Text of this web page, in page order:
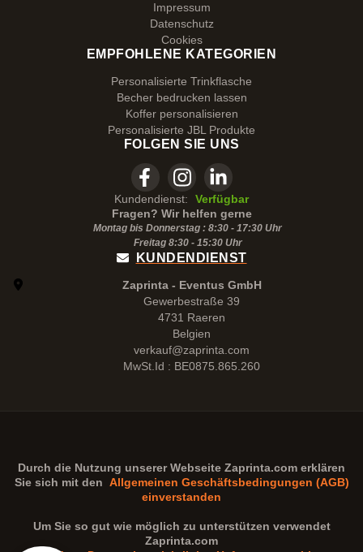
Impressum
Datenschutz
Cookies
EMPFOHLENE KATEGORIEN
Personalisierte Trinkflasche
Becher bedrucken lassen
Koffer personalisieren
Personalisierte JBL Produkte
FOLGEN SIE UNS
Kundendienst:
Verfügbar
Fragen? Wir helfen gerne
Montag bis Donnerstag : 8:30 - 17:30 Uhr
Freitag 8:30 - 15:30Uhr
KUNDENDIENST
Zaprinta - Eventus GmbH
Gewerbestraße 39
4731 Raeren
Belgien
verkauf@zaprinta.com
MwSt.Id : BE0875.865.260
Durch die Nutzung unserer Webseite Zaprinta.com erklären
Sie sich mit den Allgemeinen Geschäftsbedingungen (AGB)
einverstanden
Um Sie so gut wie möglich zu unterstützen verwendet
Zaprinta.com